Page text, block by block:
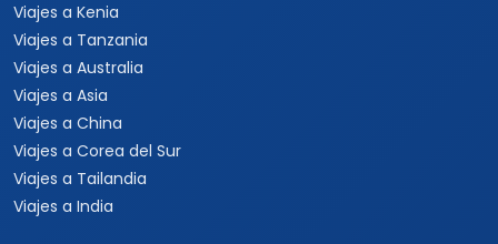
Viajes a Kenia
Viajes a Tanzania
Viajes a Australia
Viajes a Asia
Viajes a China
Viajes a Corea del Sur
Viajes a Tailandia
Viajes a India